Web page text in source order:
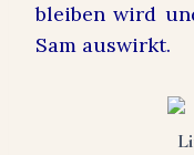
bleiben wird
Sam auswirkt.